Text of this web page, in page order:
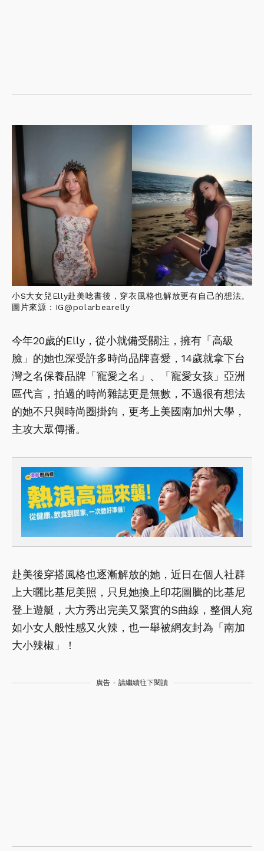
小S大女兒Elly赴美唸書後，穿衣風格也解放更有自己的想法。
圖片來源：IG@polarbearelly
今年20歲的Elly，從小就備受關注，擁有「高級
臉」的她也深受許多時尚品牌喜愛，14歲就拿下台
灣之名保養品牌「寵愛之名」、「寵愛女孩」亞洲
區代言，拍過的時尚雜誌更是無數，不過很有想法
的她不只與時尚圈掛鉤，更考上美國南加州大學，
主攻大眾傳播。
赴美後穿搭風格也逐漸解放的她，近日在個人社群
上大曬比基尼美照，只見她換上印花圖騰的比基尼
登上遊艇，大方秀出完美又緊實的S曲線，整個人宛
如小女人般性感又火辣，也一舉被網友封為「南加
大小辣椒」！
廣告 - 請繼續往下閱讀